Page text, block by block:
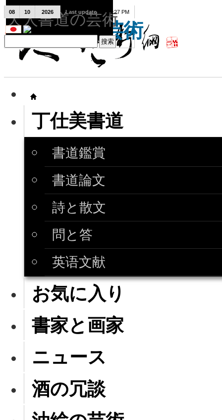
天人書道の芸術
丁仕美書道
書道鑑賞
書道論文
詩と散文
問と答
英语文献
お気に入り
書家と画家
ニュース
酒の冗談
08 10 2026 Last update 08:15:27 PM
天人書道の芸術